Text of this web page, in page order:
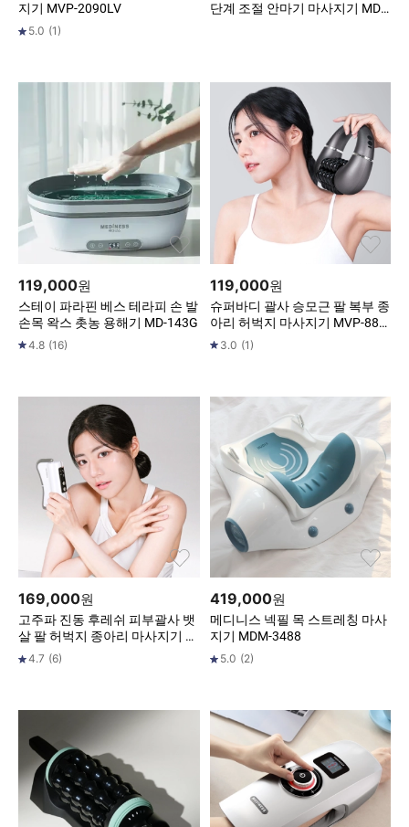
지기 MVP-2090LV
5.0 (1)
단계 조절 안마기 마사지기 MD
119,000원
스테이 파라핀 베스 테라피 손 발
손목 왁스 촛농 용해기 MD-143G
4.8 (16)
119,000원
슈퍼바디 괄사 승모근 팔 복부 종
아리 허벅지 마사지기 MVP-888
0 3.0 (1)
169,000원
고주파 진동 후레쉬 피부괄사 뱃
살 팔 허벅지 종아리 마사지기 M
D-1270
4.7 (6)
419,000원
메디니스 넥필 목 스트레칭 마사
지기 MDM-3488
5.0 (2)